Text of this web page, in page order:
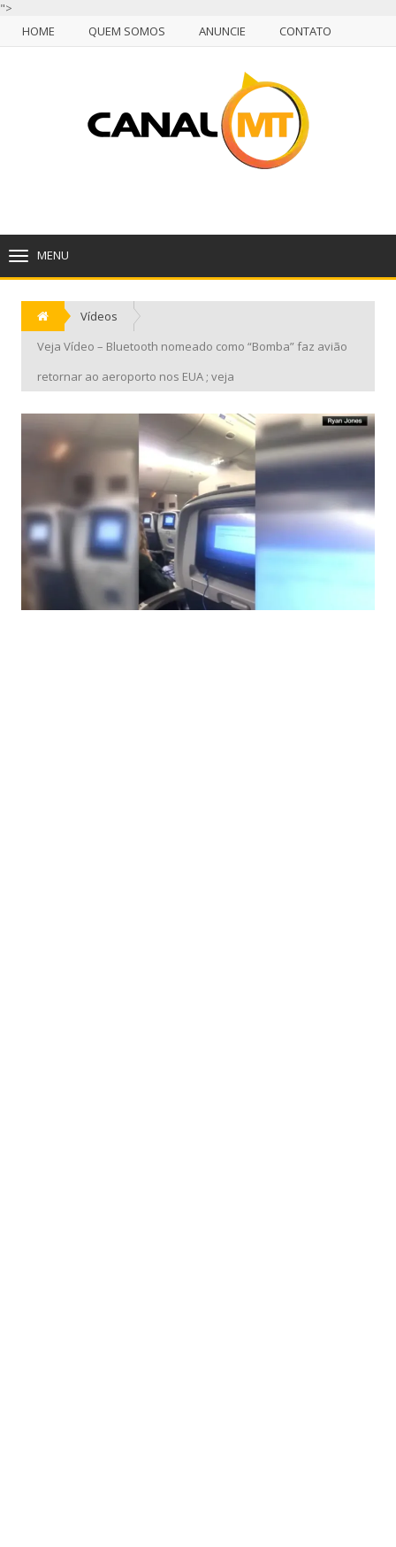
">
HOME
QUEM SOMOS ANUNCIE
CONTATO
ANUNCIE
CUIABÁ, SÁBADO, 08 DE AGOSTO DE 2026
MENU
Vídeos
Veja Vídeo – Bluetooth nomeado como “Bomba” faz avião
retornar ao aeroporto nos EUA ; veja